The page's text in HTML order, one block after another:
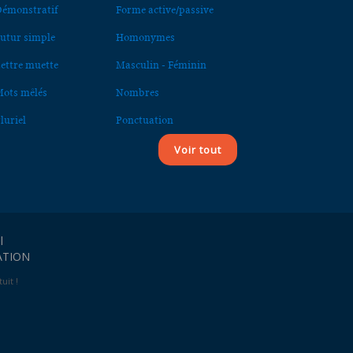
Forme active/passive
simple Homonymes
muette Masculin - Féminin
mêlés Nombres
Ponctuation
Voir tout
!